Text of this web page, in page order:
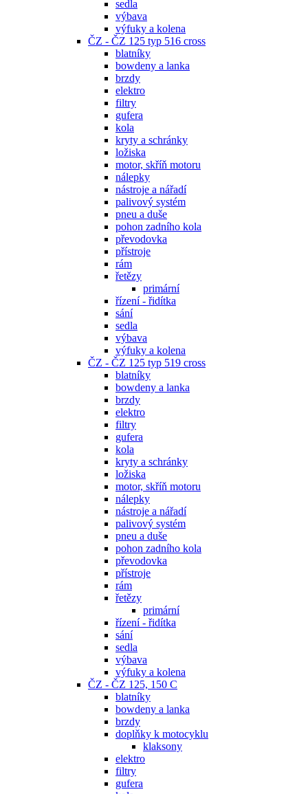
sedla
výbava
výfuky a kolena
ČZ - ČZ 125 typ 516 cross
blatníky
bowdeny a lanka
brzdy
elektro
filtry
gufera
kola
kryty a schránky
ložiska
motor, skříň motoru
nálepky
nástroje a nářadí
palivový systém
pneu a duše
pohon zadního kola
převodovka
přístroje
rám
řetězy
primární
řízení - řidítka
sání
sedla
výbava
výfuky a kolena
ČZ - ČZ 125 typ 519 cross
blatníky
bowdeny a lanka
brzdy
elektro
filtry
gufera
kola
kryty a schránky
ložiska
motor, skříň motoru
nálepky
nástroje a nářadí
palivový systém
pneu a duše
pohon zadního kola
převodovka
přístroje
rám
řetězy
primární
řízení - řidítka
sání
sedla
výbava
výfuky a kolena
ČZ - ČZ 125, 150 C
blatníky
bowdeny a lanka
brzdy
doplňky k motocyklu
klaksony
elektro
filtry
gufera